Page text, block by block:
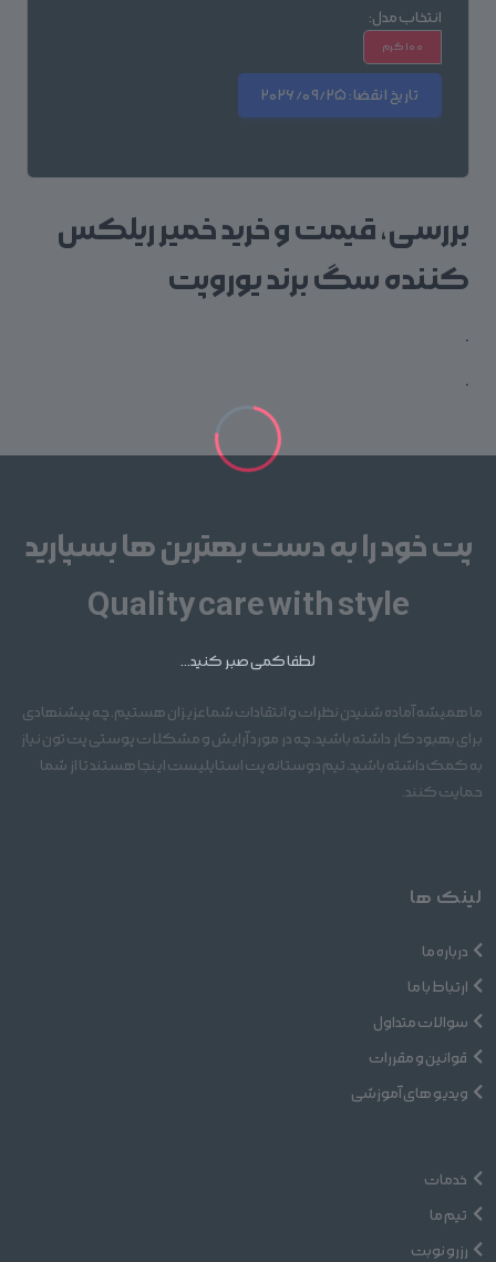
لطفا کمی صبر کنید...
انتخاب مدل:
100 گرم
تاریخ انقضا: 2026/09/25
بررسی، قیمت و خرید خمیر ریلکس
کننده سگ برند یوروپت
.
.
پت خود را به دست بهترین ها بسپارید
Quality care with style
ما همیشه آماده شنیدن نظرات و انتقادات شما عزیزان هستیم. چه پیشنهادی
برای بهبود کار داشته باشید، چه در مورد آرایش و مشکلات پوستی پت تون نیاز
به کمک داشته باشید، تیم دوستانه پت استایلیست اینجا هستند تا از شما
حمایت کنند.
لینک ها
درباره ما
ارتباط با ما
سوالات متداول
قوانین و مقررات
ویدیو های آموزشی
خدمات
تیم ما
رزرو نوبت